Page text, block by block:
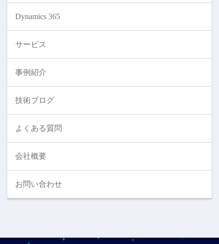
Dynamics 365
サービス
事例紹介
技術ブログ
よくある質問
会社概要
お問い合わせ